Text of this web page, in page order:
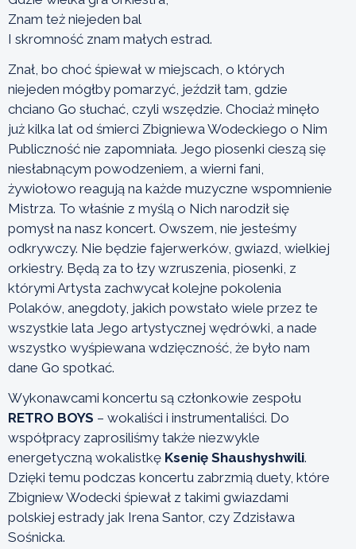
Znam też niejeden bal
I skromność znam małych estrad.
Znał, bo choć śpiewał w miejscach, o których
niejeden mógłby pomarzyć, jeździł tam, gdzie
chciano Go słuchać, czyli wszędzie. Chociaż minęło
już kilka lat od śmierci Zbigniewa Wodeckiego o Nim
Publiczność nie zapomniała. Jego piosenki cieszą się
niesłabnącym powodzeniem, a wierni fani,
żywiołowo reagują na każde muzyczne wspomnienie
Mistrza. To właśnie z myślą o Nich narodził się
pomysł na nasz koncert. Owszem, nie jesteśmy
odkrywczy. Nie będzie fajerwerków, gwiazd, wielkiej
orkiestry. Będą za to łzy wzruszenia, piosenki, z
którymi Artysta zachwycał kolejne pokolenia
Polaków, anegdoty, jakich powstało wiele przez te
wszystkie lata Jego artystycznej wędrówki, a nade
wszystko wyśpiewana wdzięczność, że było nam
dane Go spotkać.
Wykonawcami koncertu są członkowie zespołu
RETRO BOYS – wokaliści i instrumentaliści. Do
współpracy zaprosiliśmy także niezwykle
energetyczną wokalistkę Ksenię Shaushyshwili.
Dzięki temu podczas koncertu zabrzmią duety, które
Zbigniew Wodecki śpiewał z takimi gwiazdami
polskiej estrady jak Irena Santor, czy Zdzisława
Sośnicka.